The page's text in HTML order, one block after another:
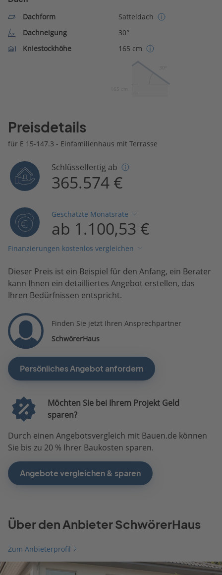
Dachform
Satteldach
Dachneigung
30°
Kniestockhöhe
165 cm
Preisdetails
für E 15-147.3 - Einfamilienhaus mit Terrasse
Schlüsselfertig ab
365.574 €
Geschätzte Monatsrate
ab 1.100,53 €
Finanzierungen kostenlos vergleichen
Dieser Preis ist ein Beispiel für den Anfang, ein Berater
kann Ihnen ein detailliertes Angebot erstellen, das
Ihren Bedürfnissen entspricht.
Finden Sie jetzt Ihren Ansprechpartner
SchwörerHaus
Persönliches Angebot anfordern
Möchten Sie bei Ihrem Projekt Geld
sparen?
Durch einen Angebotsvergleich mit Bauen.de können
Sie bis zu 20 % Ihrer Baukosten sparen.
Angebote vergleichen & sparen
Über den Anbieter SchwörerHaus
Zum Anbieterprofil